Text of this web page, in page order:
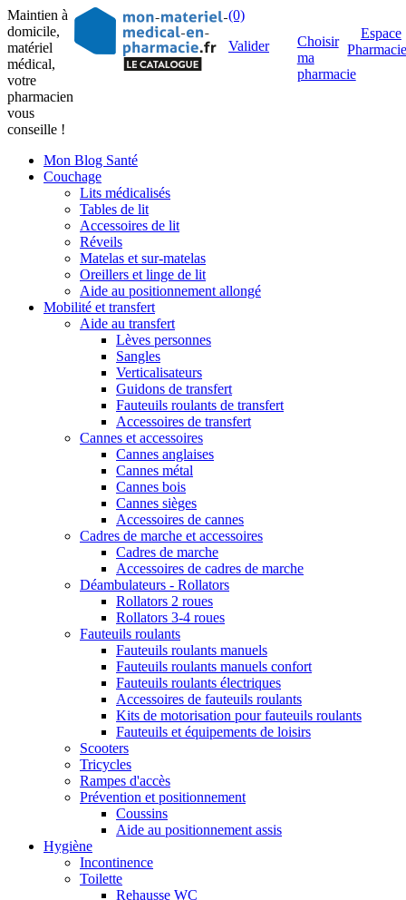
Maintien à
domicile,
matériel
médical,
votre
pharmacien
vous
conseille !
(0)
Valider
Choisir
ma
pharmacie
Espace
Mon Blog Santé
Couchage
Lits médicalisés
Tables de lit
Accessoires de lit
Réveils
Matelas et sur-matelas
Oreillers et linge de lit
Aide au positionnement allongé
Mobilité et transfert
Aide au transfert
Lèves personnes
Sangles
Verticalisateurs
Guidons de transfert
Fauteuils roulants de transfert
Accessoires de transfert
Cannes et accessoires
Cannes anglaises
Cannes métal
Cannes bois
Cannes sièges
Accessoires de cannes
Cadres de marche et accessoires
Cadres de marche
Accessoires de cadres de marche
Déambulateurs - Rollators
Rollators 2 roues
Rollators 3-4 roues
Fauteuils roulants
Fauteuils roulants manuels
Fauteuils roulants manuels confort
Fauteuils roulants électriques
Accessoires de fauteuils roulants
Kits de motorisation pour fauteuils roulants
Fauteuils et équipements de loisirs
Scooters
Tricycles
Rampes d'accès
Prévention et positionnement
Coussins
Aide au positionnement assis
Hygiène
Incontinence
Toilette
Rehausse WC